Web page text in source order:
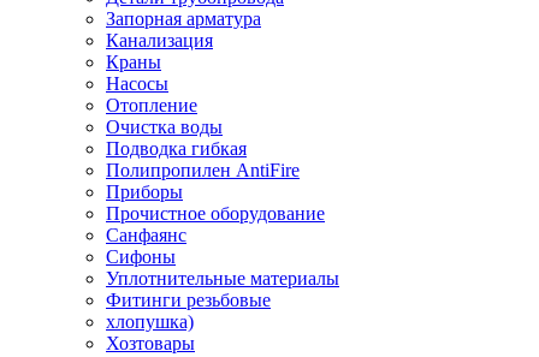
Запорная арматура
Канализация
Краны
Насосы
Отопление
Очистка воды
Подводка гибкая
Полипропилен AntiFire
Приборы
Прочистное оборудование
Санфаянс
Сифоны
Уплотнительные материалы
Фитинги резьбовые
хлопушка)
Хозтовары